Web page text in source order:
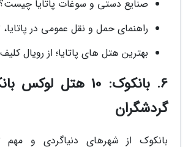
صنایع دستی و سوغات پاتایا
راهنمای حمل و نقل عمومی در پاتایا،
بهترین هتل های پاتایا؛ از رویال
6. بانکوک: 10 هتل
گردشگران
بانکوک از شهرهای دنیاگردی و مهم